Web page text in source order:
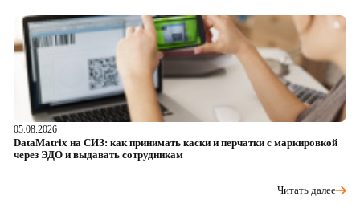
05.08.2026
DataMatrix на СИЗ: как принимать каски и перчатки с маркировкой
через ЭДО и выдавать сотрудникам
Читать далее